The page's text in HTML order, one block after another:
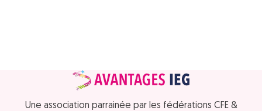
Une association parrainée par les fédérations CFE &